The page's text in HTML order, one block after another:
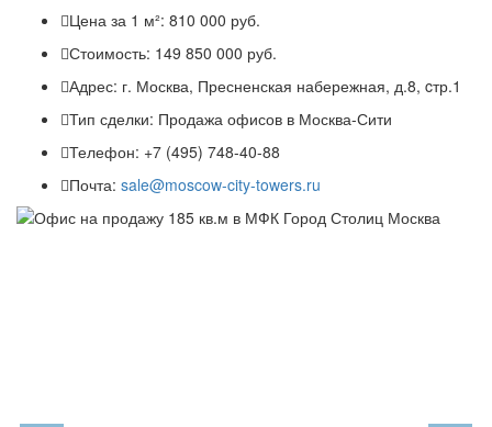
Цена за 1 м²: 810 000 руб.
Стоимость: 149 850 000 руб.
Адрес: г. Москва, Пресненская набережная, д.8, cтр.1
Тип сделки: Продажа офисов в Москва-Сити
Телефон: +7 (495) 748-40-88
Почта: sale@moscow-city-towers.ru
Previous